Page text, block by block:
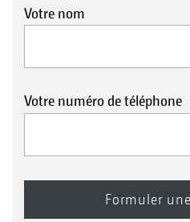
Votre nom
Votre numéro de téléphone